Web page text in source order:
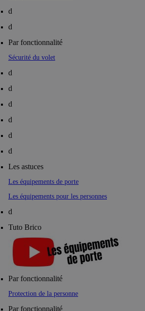
d
d
Par fonctionnalité
Sécurité du volet
d
d
d
d
d
d
Les astuces
Les équipements de porte
Les équipements pour les personnes
d
Tuto Brico
Par fonctionnalité
Protection de la personne
Par fonctionnalité